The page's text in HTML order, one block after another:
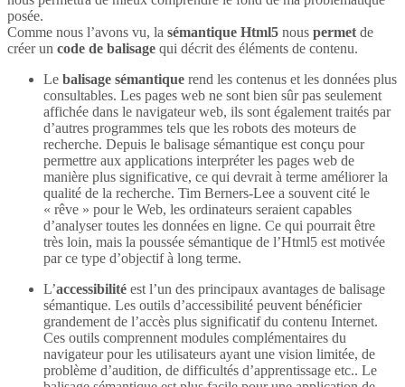
posée.
Comme nous l’avons vu, la sémantique Html5 nous permet de
créer un code de balisage qui décrit des éléments de contenu.
Le balisage sémantique rend les contenus et les données plus
consultables. Les pages web ne sont bien sûr pas seulement
affichée dans le navigateur web, ils sont également traités par
d’autres programmes tels que les robots des moteurs de
recherche. Depuis le balisage sémantique est conçu pour
permettre aux applications interpréter les pages web de
manière plus significative, ce qui devrait à terme améliorer la
qualité de la recherche. Tim Berners-Lee a souvent cité le
« rêve » pour le Web, les ordinateurs seraient capables
d’analyser toutes les données en ligne. Ce qui pourrait être
très loin, mais la poussée sémantique de l’Html5 est motivée
par ce type d’objectif à long terme.
L’accessibilité est l’un des principaux avantages de balisage
sémantique. Les outils d’accessibilité peuvent bénéficier
grandement de l’accès plus significatif du contenu Internet.
Ces outils comprennent modules complémentaires du
navigateur pour les utilisateurs ayant une vision limitée, de
problème d’audition, de difficultés d’apprentissage etc.. Le